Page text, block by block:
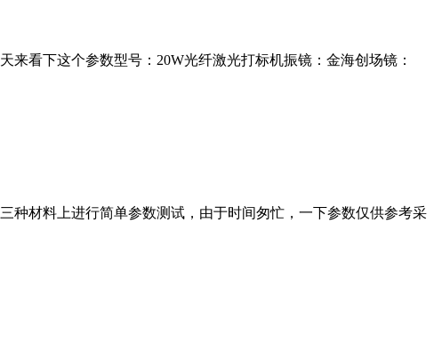
看下这个参数型号：20W光纤激光打标机振镜：金海创场镜：
种材料上进行简单参数测试，由于时间匆忙，一下参数仅供参考采